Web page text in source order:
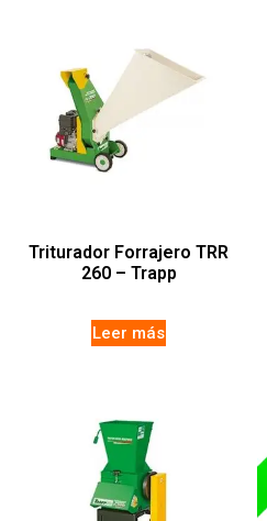
Triturador Forrajero TRR
260 – Trapp
Leer más